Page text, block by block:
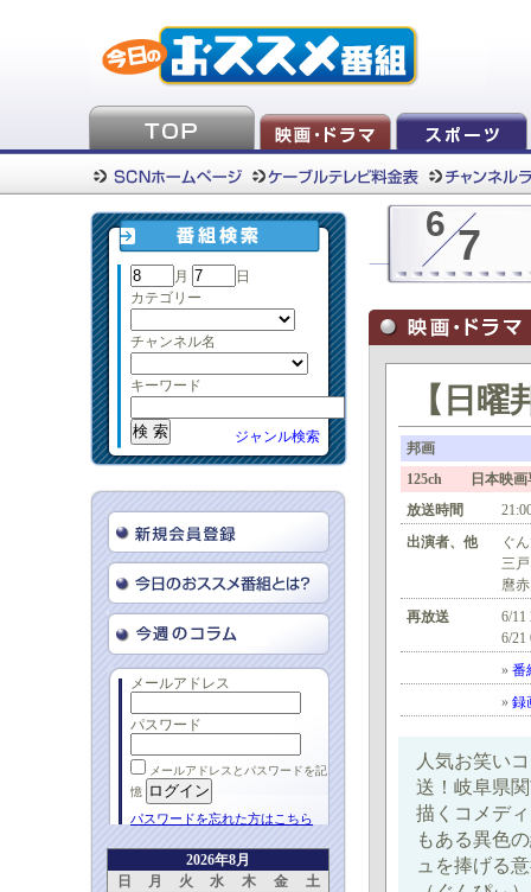
月
日
カテゴリー
チャンネル名
キーワード
ジャンル検索
メールアドレス
パスワード
メールアドレスとパスワードを記
憶
パスワードを忘れた方はこちら
2026年8月
日
月 火 水 木 金
土
6 7
【日
邦画
125ch 日本映画
放送時間
出演者、他
ぐ
三
麿
再放送
6/
6/
» 番
» 録
人気お笑い
送！岐阜県
描くコメデ
もある異色
ュを捧げる